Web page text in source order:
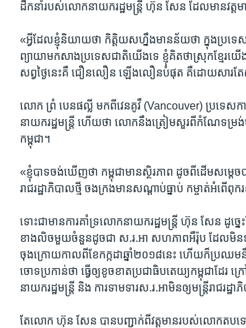
ដឹកនាំ​របស់​លោក​នាយករដ្ឋ​មន្ត្រី ​ហ៊ុន សែន​ ​ដែល​មាន​វត្
​«អ្វីដែលខ្ញុំ​និយាយ​ថា​ កិត្តិយស​ហ្នឹង​មាន​ន័យ​ថា​ ក្នុង​ប្រ
ព្យាយាម​កសាង​ប្រទេសជាតិ​យើង​ទេ​ ​ខ្ញុំគិត​ថា​ស្រុក​ខ្មែរ​យើ
សព្វ​ថ្ងៃ​នេះ​គឺ​ ជឿន​លឿន​ ​ឡើង​លឿន​បំផុត​ ​គឺ​ដោយ​សារ​ត
លោក​ ​ព្រំ បេនផល្លី​ ​មក​ពី​វេន​គូវឺ​ ​(Vancouver)​ ​ប្រទេស​
នាយក​រដ្ឋ​មន្ត្រី​ ហើយ​ថា ​លោក​នឹង​ត្រៀម​សួរ​ពី​កំណែ​ទម្រង់​
កម្ពុជា។​
«ខ្ញុំ​បាទ​ចង់​ឃើញ​ថា ​កម្ពុជា​មាន​ស្ថិរភាព​ ​ដូច​ពី​ដើម​សម្ត
រាជ​រដ្ឋា​ភិបាល​ថ្មី​ ​ចង​ក្រង​មាន​សណ្តាប់ធ្នាប់​ ​កម្ចាត់​អំពើ​
ទោះ​ជាមាន​ការ​គាំទ្រ​លោក​នាយករដ្ឋ​មន្ត្រី​ ​ហ៊ុន សែន​ ​ដូ
ខាងលិច​មួយ​ចំនួន​ដូច​ជា​ ស​.រ.អា​ ​សហភាព​អឺរ៉ុប​ ​ដែល​មិន​ទ
ចុង​ក្រោយ​កាល​ពី​ខែ​កក្កដា​ឆ្នាំ​២០១៨​នេះ​ ​ហើយ​ក៏​ប្រឈម​នឹ
ចោទ​ប្រកាន់​ថា​ ធ្វើ​ឲ្យ​ខូចខាត​ប្រជាធិប​តេយ្យ​កម្ពុជា​ដែរ​
នាយក​រដ្ឋ​មន្ត្រី​ ​និង​ ​ការ​ទាមទារ​ស.រ.អា​មិន​ឲ្យ​មន្ត្រី​រាជ​
តែ​លោក​ ​ហ៊ុន សែន​ ​បាន​បញ្ជាក់​ពីវត្ត​មាន​របស់​លោក​តប​